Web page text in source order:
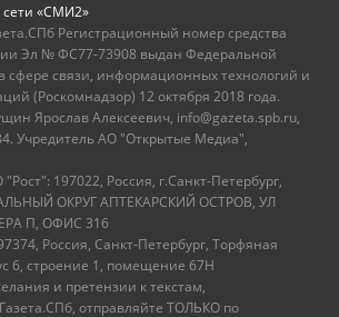
«СМИ2»
Регистрационный номер средства
Эл № ФС77-73908 выдан Федеральной
сфере связи, информационных технологий и
(Роскомнадзор) 12 октября 2018 года.
Ярослав Алексеевич, info@gazeta.spb.ru,
Учредитель АО "Открытые Медиа",
197022, Россия, г.Санкт-Петербург,
ОКРУГ АПТЕКАРСКИЙ ОСТРОВ, УЛ
П, ОФИС 316
Россия, Санкт-Петербург, Торфяная
6, строение 1, помещение 67Н
и претензии к текстам,
отправляйте ТОЛЬКО по